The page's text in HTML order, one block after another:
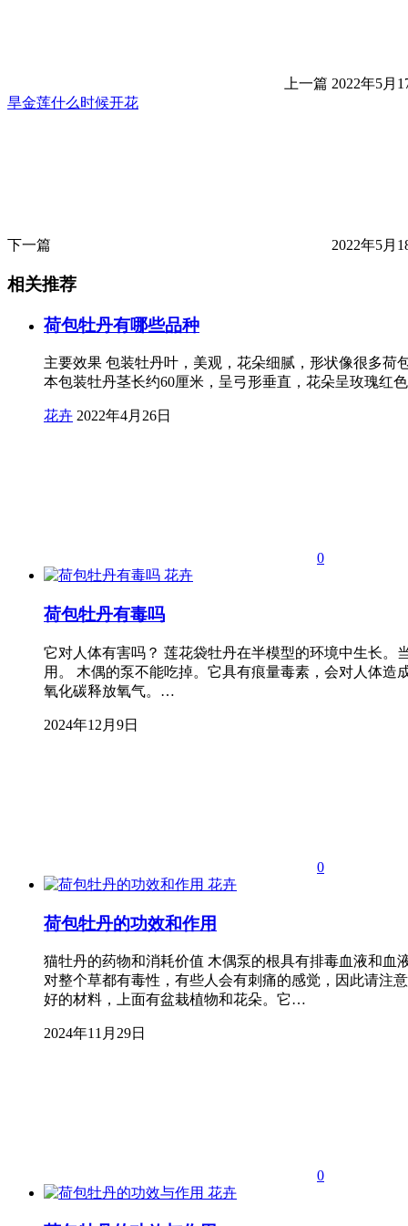
上一篇 2022年5月
旱金莲什么时候开花
下一篇 2022年5月
相关推荐
荷包牡丹有哪些品种
主要效果 包装牡丹叶，美观，花朵细腻，形状像很多荷
本包装牡丹茎长约60厘米，呈弓形垂直，花朵呈玫瑰红
花卉 2022年4月26日
0
花卉
荷包牡丹有毒吗
它对人体有害吗？ 莲花袋牡丹在半模型的环境中生长。
用。 木偶的泵不能吃掉。它具有痕量毒素，会对人体造
氧化碳释放氧气。…
2024年12月9日
0
花卉
荷包牡丹的功效和作用
猫牡丹的药物和消耗价值 木偶泵的根具有排毒血液和
对整个草都有毒性，有些人会有刺痛的感觉，因此请注
好的材料，上面有盆栽植物和花朵。它…
2024年11月29日
0
花卉